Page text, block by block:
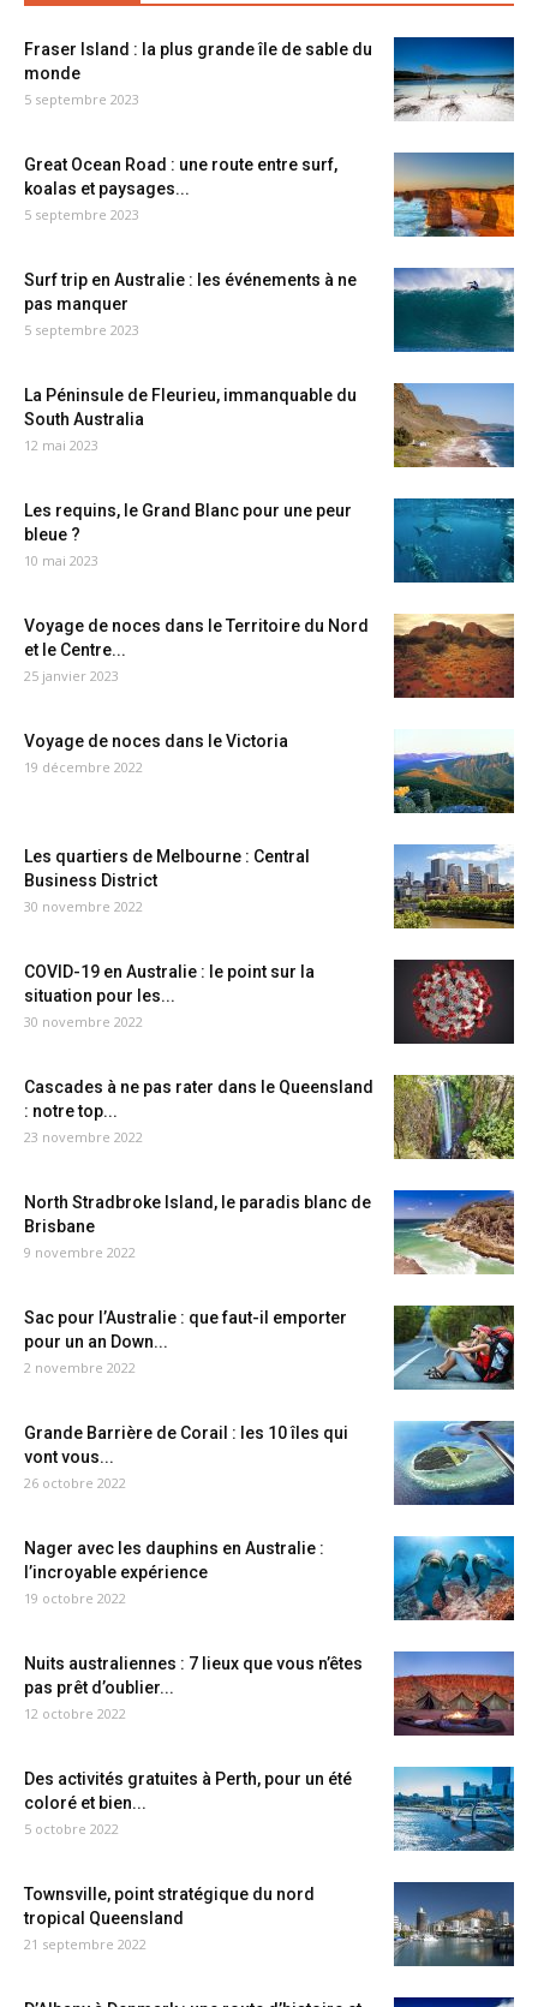
Fraser Island : la plus grande île de sable du
monde
5 septembre 2023
Great Ocean Road : une route entre surf,
koalas et paysages...
5 septembre 2023
Surf trip en Australie : les événements à ne
pas manquer
5 septembre 2023
La Péninsule de Fleurieu, immanquable du
South Australia
12 mai 2023
Les requins, le Grand Blanc pour une peur
bleue ?
10 mai 2023
Voyage de noces dans le Territoire du Nord
et le Centre...
25 janvier 2023
Voyage de noces dans le Victoria
19 décembre 2022
Les quartiers de Melbourne : Central
Business District
30 novembre 2022
COVID-19 en Australie : le point sur la
situation pour les...
30 novembre 2022
Cascades à ne pas rater dans le Queensland
: notre top...
23 novembre 2022
North Stradbroke Island, le paradis blanc de
Brisbane
9 novembre 2022
Sac pour l’Australie : que faut-il emporter
pour un an Down...
2 novembre 2022
Grande Barrière de Corail : les 10 îles qui
vont vous...
26 octobre 2022
Nager avec les dauphins en Australie :
l’incroyable expérience
19 octobre 2022
Nuits australiennes : 7 lieux que vous n’êtes
pas prêt d’oublier...
12 octobre 2022
Des activités gratuites à Perth, pour un été
coloré et bien...
5 octobre 2022
Townsville, point stratégique du nord
tropical Queensland
21 septembre 2022